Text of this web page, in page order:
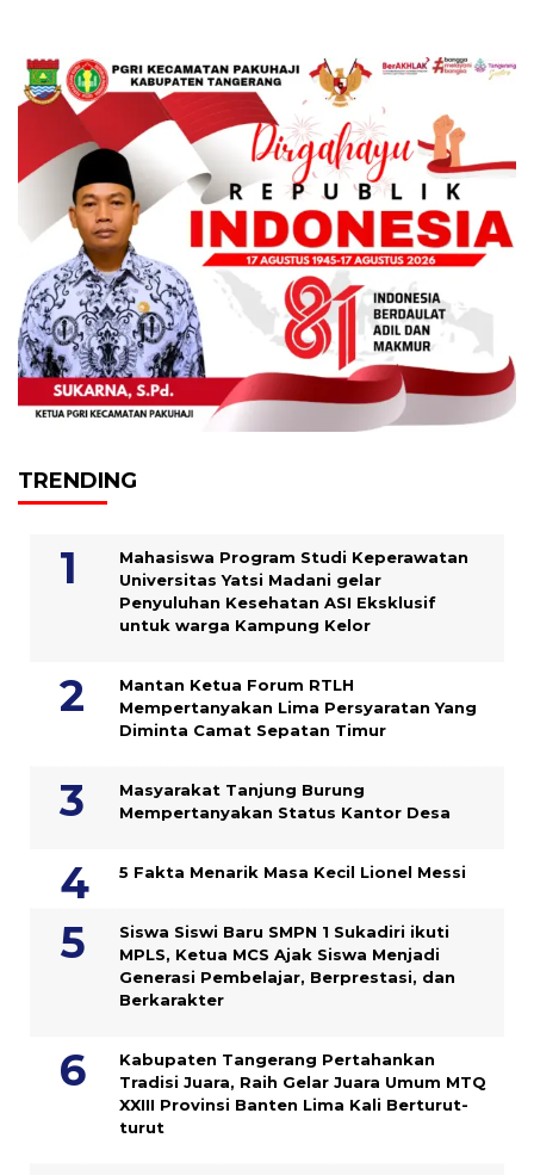
TRENDING
Mahasiswa Program Studi Keperawatan
Universitas Yatsi Madani gelar
Penyuluhan Kesehatan ASI Eksklusif
untuk warga Kampung ‎Kelor
Mantan Ketua Forum RTLH
Mempertanyakan Lima Persyaratan Yang
Diminta Camat Sepatan Timur
Masyarakat Tanjung Burung
Mempertanyakan Status Kantor Desa
5 Fakta Menarik Masa Kecil Lionel Messi
Siswa Siswi Baru SMPN 1 Sukadiri ikuti
MPLS, Ketua MCS Ajak Siswa Menjadi
Generasi Pembelajar, Berprestasi, dan
Berkarakter
Kabupaten Tangerang Pertahankan
Tradisi Juara, Raih Gelar Juara Umum MTQ
XXIII Provinsi Banten Lima Kali Berturut-
turut